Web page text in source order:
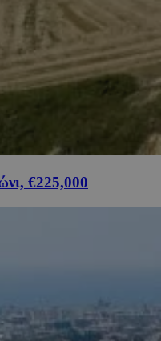
€225,000